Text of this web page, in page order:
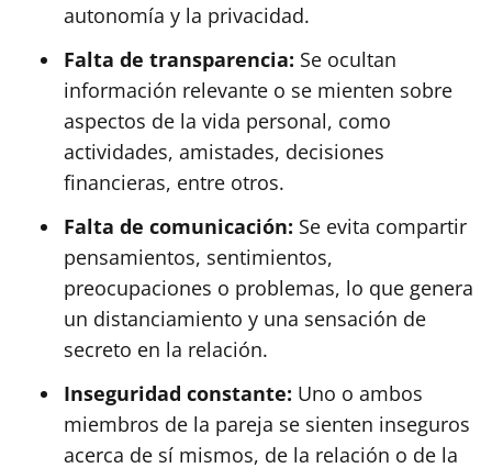
autonomía y la privacidad.
Falta de transparencia: Se ocultan
información relevante o se mienten sobre
aspectos de la vida personal, como
actividades, amistades, decisiones
financieras, entre otros.
Falta de comunicación: Se evita compartir
pensamientos, sentimientos,
preocupaciones o problemas, lo que genera
un distanciamiento y una sensación de
secreto en la relación.
Inseguridad constante: Uno o ambos
miembros de la pareja se sienten inseguros
acerca de sí mismos, de la relación o de la